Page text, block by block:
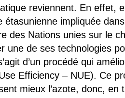
reviennent. En effet,
étasunienne impliquée
des Nations unies sur le
une de ses technologies
d’un procédé qui
Efficiency – NUE). Ce
mieux l’azote, donc, en